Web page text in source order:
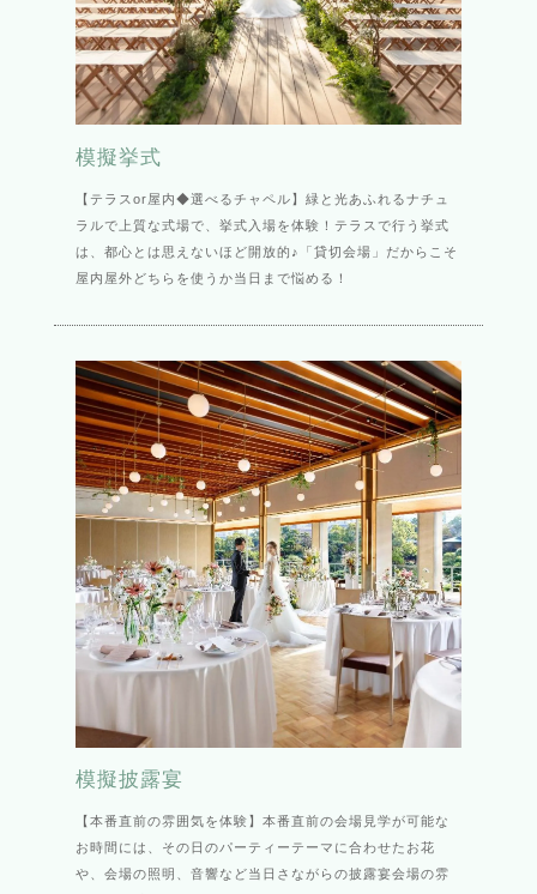
模擬挙式
【テラスor屋内◆選べるチャペル】緑と光あふれるナチュ
ラルで上質な式場で、挙式入場を体験！テラスで行う挙式
は、都心とは思えないほど開放的♪「貸切会場」だからこそ
屋内屋外どちらを使うか当日まで悩める！
模擬披露宴
【本番直前の雰囲気を体験】本番直前の会場見学が可能な
お時間には、その日のパーティーテーマに合わせたお花
や、会場の照明、音響など当日さながらの披露宴会場の雰